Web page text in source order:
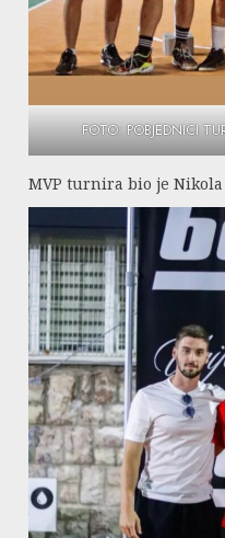
FOTO: POBJEDNICI
MVP turnira bio je